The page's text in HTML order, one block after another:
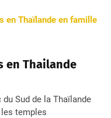
en Thaïlande en famille
en Thailande
Sud de la Thaïlande
temples